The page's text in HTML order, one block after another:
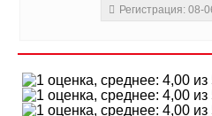
Регистрация: 08-